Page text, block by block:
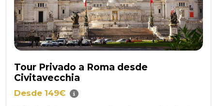
Tour Privado a Roma desde
Civitavecchia
Desde 149€